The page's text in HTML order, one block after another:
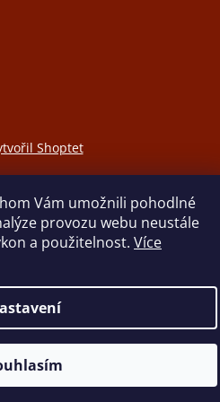
Vám umožnili pohodlné
provozu webu neustále
a použitelnost. Více
Shoptet
PŘÍMOTOPY. Všechna práva